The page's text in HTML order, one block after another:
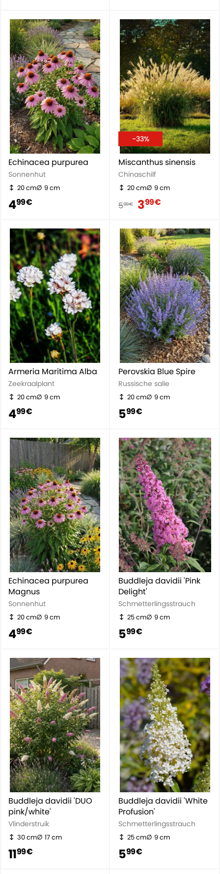
Echinacea purpurea
Sonnenhut
20 cm 9 cm
499 €
-33%
Miscanthus sinensis
Chinaschilf
20 cm 9 cm
599 € 399 €
Armeria Maritima Alba
Zeekraalplant
20 cm 9 cm
499 €
Perovskia Blue Spire
Russische salie
20 cm 9 cm
599 €
Echinacea purpurea
Magnus
Sonnenhut
20 cm 9 cm
499 €
Buddleja davidii 'Pink
Delight'
Schmetterlingsstrauch
25 cm 9 cm
599 €
Buddleja davidii 'DUO
pink/white'
Vlinderstruik
30 cm 17 cm
1199 €
Buddleja davidii 'White
Profusion'
Schmetterlingsstrauch
25 cm 9 cm
599 €